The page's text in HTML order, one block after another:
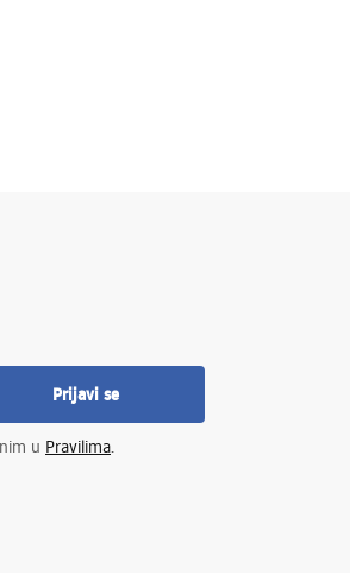
Prijavi se
u Pravilima.